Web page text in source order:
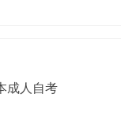
成人自考